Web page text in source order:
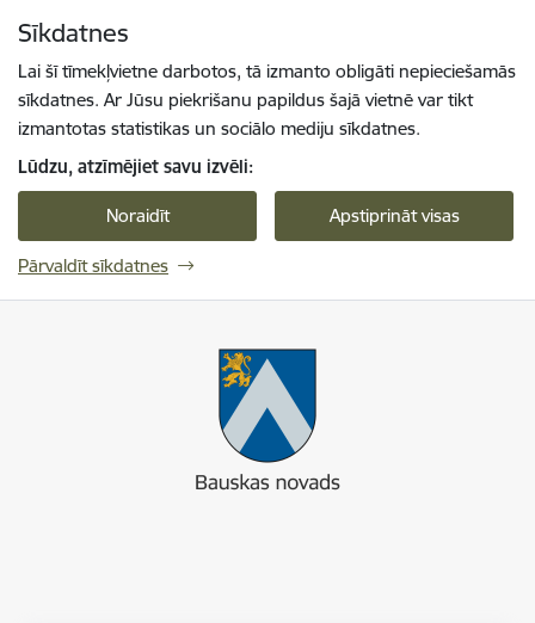
Sīkdatnes
Lai šī tīmekļvietne darbotos, tā izmanto obligāti nepieciešamās
sīkdatnes. Ar Jūsu piekrišanu papildus šajā vietnē var tikt
izmantotas statistikas un sociālo mediju sīkdatnes.
Lūdzu, atzīmējiet savu izvēli:
Noraidīt Apstiprināt visas
Pārvaldīt sīkdatnes